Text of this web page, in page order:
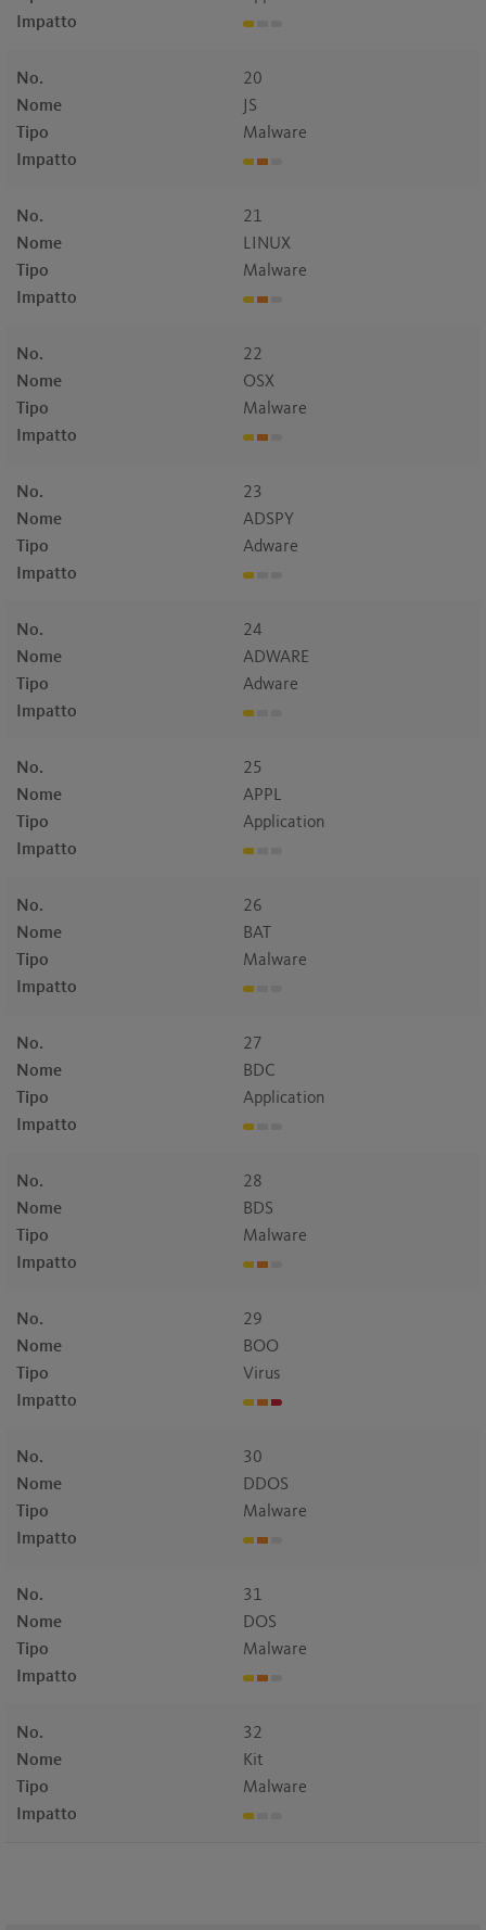
Impatto
No.
20
Nome
JS
Tipo
Malware
Impatto
No.
21
Nome
LINUX
Tipo
Malware
Impatto
No.
22
Nome
OSX
Tipo
Malware
Impatto
No.
23
Nome
ADSPY
Tipo
Adware
Impatto
No.
24
Nome
ADWARE
Tipo
Adware
Impatto
No.
25
Nome
APPL
Tipo
Application
Impatto
No.
26
Nome
BAT
Tipo
Malware
Impatto
No.
27
Nome
BDC
Tipo
Application
Impatto
No.
28
Nome
BDS
Tipo
Malware
Impatto
No.
29
Nome
BOO
Tipo
Virus
Impatto
No.
30
Nome
DDOS
Tipo
Malware
Impatto
No.
31
Nome
DOS
Tipo
Malware
Impatto
No.
32
Nome
Kit
Tipo
Malware
Impatto